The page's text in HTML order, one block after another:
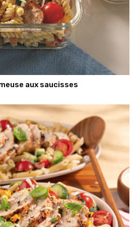
aux saucisses